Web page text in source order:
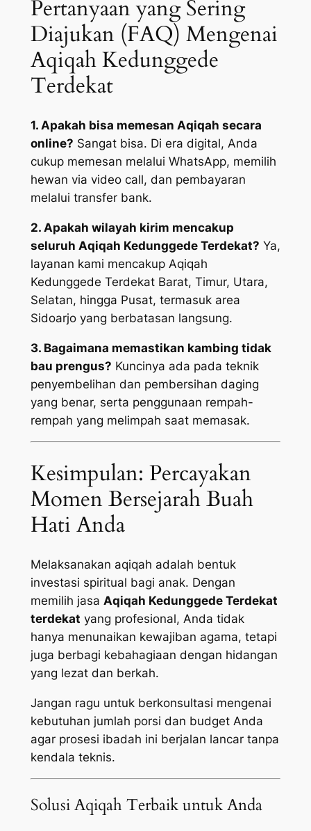
Pertanyaan yang Sering
Diajukan (FAQ) Mengenai
Aqiqah Kedunggede
Terdekat
1. Apakah bisa memesan Aqiqah secara
online? Sangat bisa. Di era digital, Anda
cukup memesan melalui WhatsApp, memilih
hewan via video call, dan pembayaran
melalui transfer bank.
2. Apakah wilayah kirim mencakup
seluruh Aqiqah Kedunggede Terdekat? Ya,
layanan kami mencakup Aqiqah
Kedunggede Terdekat Barat, Timur, Utara,
Selatan, hingga Pusat, termasuk area
Sidoarjo yang berbatasan langsung.
3. Bagaimana memastikan kambing tidak
bau prengus? Kuncinya ada pada teknik
penyembelihan dan pembersihan daging
yang benar, serta penggunaan rempah-
rempah yang melimpah saat memasak.
Kesimpulan: Percayakan
Momen Bersejarah Buah
Hati Anda
Melaksanakan aqiqah adalah bentuk
investasi spiritual bagi anak. Dengan
memilih jasa Aqiqah Kedunggede Terdekat
terdekat yang profesional, Anda tidak
hanya menunaikan kewajiban agama, tetapi
juga berbagi kebahagiaan dengan hidangan
yang lezat dan berkah.
Jangan ragu untuk berkonsultasi mengenai
kebutuhan jumlah porsi dan budget Anda
agar prosesi ibadah ini berjalan lancar tanpa
kendala teknis.
Solusi Aqiqah Terbaik untuk Anda